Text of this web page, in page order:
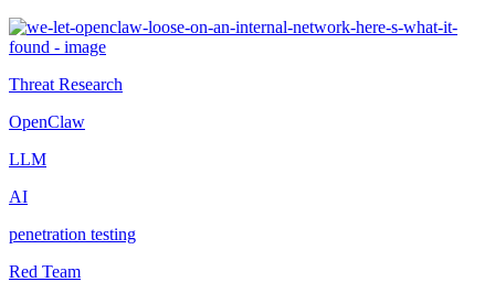
Threat Research
OpenClaw
LLM
AI
penetration testing
Red Team